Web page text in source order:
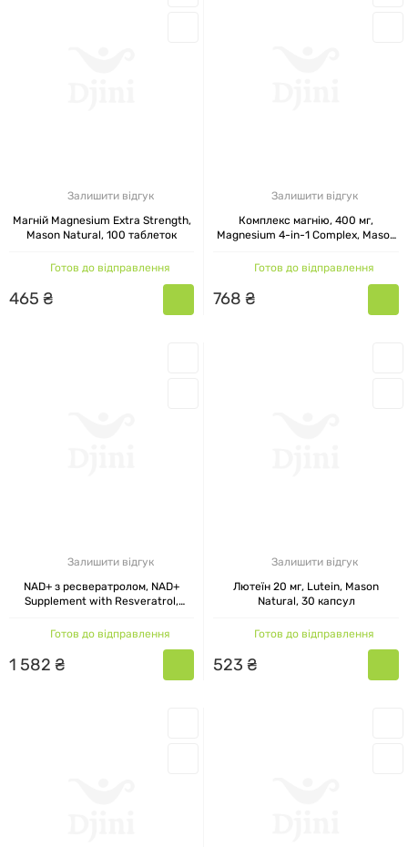
Залишити відгук
Магній Magnesium Extra Strength,
Mason Natural, 100 таблеток
Готов до відправлення
465 ₴
Залишити відгук
Комплекс магнію, 400 мг,
Magnesium 4-in-1 Complex, Mason
Готов до відправлення
768 ₴
Залишити відгук
NAD+ з ресвератролом, NAD+
Supplement with Resveratrol,
Готов до відправлення
1 582 ₴
Залишити відгук
Лютеїн 20 мг, Lutein, Mason
Natural, 30 капсул
Готов до відправлення
523 ₴